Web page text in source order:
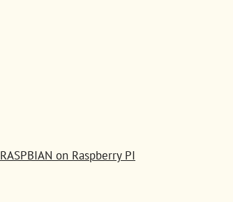
on Raspberry PI